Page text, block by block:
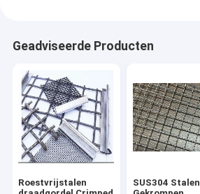
Geadviseerde Producten
Roestvrijstalen
SUS304 Stalen